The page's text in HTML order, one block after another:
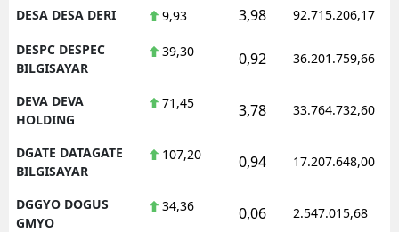
DESA DESA DERI 9,93 3,98 92.715.206,17
DESPC DESPEC
BILGISAYAR
39,30 0,92 36.201.759,66
DEVA DEVA
HOLDING
71,45 3,78 33.764.732,60
DGATE DATAGATE
BILGISAYAR
107,20 0,94 17.207.648,00
DGGYO DOGUS
GMYO
34,36 0,06 2.547.015,68